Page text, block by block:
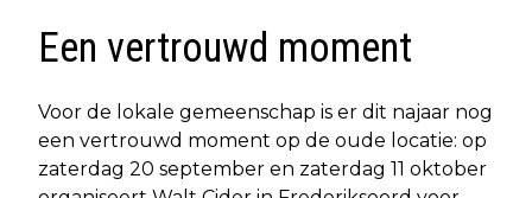
Een vertrouwd moment
Voor de lokale gemeenschap is er dit najaar nog
een vertrouwd moment op de oude locatie: op
zaterdag 20 september en zaterdag 11 oktober